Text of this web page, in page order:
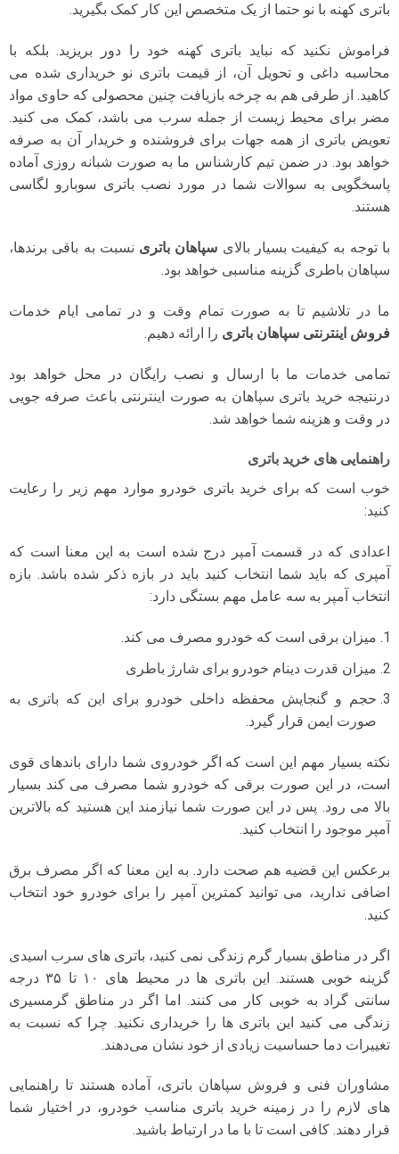
باتری کهنه با نو حتما از یک متخصص این کار کمک بگیرید.
فراموش نکنید که نباید باتری کهنه خود را دور بریزید. بلکه با
محاسبه داغی و تحویل آن، از قیمت باتری نو خریداری شده می
کاهید. از طرفی هم به چرخه بازیافت چنین محصولی که حاوی مواد
مضر برای محیط زیست از جمله سرب می باشد، کمک می کنید.
تعویض باتری از همه جهات برای فروشنده و خریدار آن به صرفه
خواهد بود. در ضمن تیم کارشناس ما به صورت شبانه روزی آماده
پاسخگویی به سوالات شما در مورد نصب باتری سوبارو لگاسی
هستند.
با توجه به کیفیت بسیار بالای سپاهان باتری نسبت به باقی برندها،
سپاهان باطری گزینه مناسبی خواهد بود.
ما در تلاشیم تا به صورت تمام وقت و در تمامی ایام خدمات
فروش اینترنتی سپاهان باتری را ارائه دهیم.
تمامی خدمات ما با ارسال و نصب رایگان در محل خواهد بود
درنتیجه خرید باتری سپاهان به صورت اینترنتی باعث صرفه جویی
در وقت و هزینه شما خواهد شد.
راهنمایی های خرید باتری
خوب است که برای خرید باتری خودرو موارد مهم زیر را رعایت
کنید:
اعدادی که در قسمت آمپر درج شده است به این معنا است که
آمپری که باید شما انتخاب کنید باید در بازه ذکر شده باشد. بازه
انتخاب آمپر به سه عامل مهم بستگی دارد:
میزان برقی است که خودرو مصرف می کند.
میزان قدرت دینام خودرو برای شارژ باطری
حجم و گنجایش محفظه داخلی خودرو برای این که باتری به
صورت ایمن قرار گیرد.
نکته بسیار مهم این است که اگر خودروی شما دارای باندهای قوی
است، در این صورت برقی که خودرو شما مصرف می کند بسیار
بالا می رود. پس در این صورت شما نیازمند این هستید که بالاترین
آمپر موجود را انتخاب کنید.
برعکس این قضیه هم صحت دارد. به این معنا که اگر مصرف برق
اضافی ندارید، می توانید کمترین آمپر را برای خودرو خود انتخاب
کنید.
اگر در مناطق بسیار گرم زندگی نمی کنید، باتری های سرب اسیدی
گزینه خوبی هستند. این باتری ها در محیط های ۱۰ تا ۳۵ درجه
سانتی گراد به خوبی کار می کنند. اما اگر در مناطق گرمسیری
زندگی می کنید این باتری ها را خریداری نکنید. چرا که نسبت به
تغییرات دما حساسیت زیادی از خود نشان می‌دهند.
مشاوران فنی و فروش سپاهان باتری، آماده هستند تا راهنمایی
های لازم را در زمینه خرید باتری مناسب خودرو، در اختیار شما
قرار دهند. کافی است تا با ما در ارتباط باشید.